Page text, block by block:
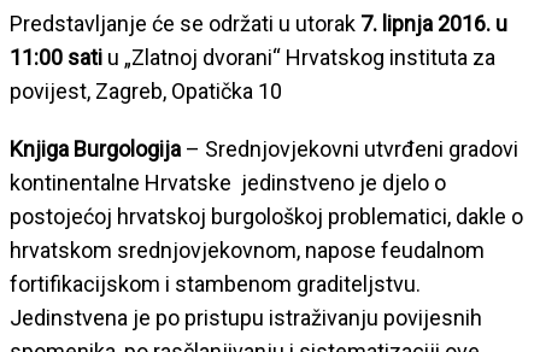
Predstavljanje će se održati u utorak 7. lipnja 2016. u
11:00 sati u „Zlatnoj dvorani“ Hrvatskog instituta za
povijest, Zagreb, Opatička 10
Knjiga Burgologija – Srednjovjekovni utvrđeni gradovi
kontinentalne Hrvatske jedinstveno je djelo o
postojećoj hrvatskoj burgološkoj problematici, dakle o
hrvatskom srednjovjekovnom, napose feudalnom
fortifikacijskom i stambenom graditeljstvu.
Jedinstvena je po pristupu istraživanju povijesnih